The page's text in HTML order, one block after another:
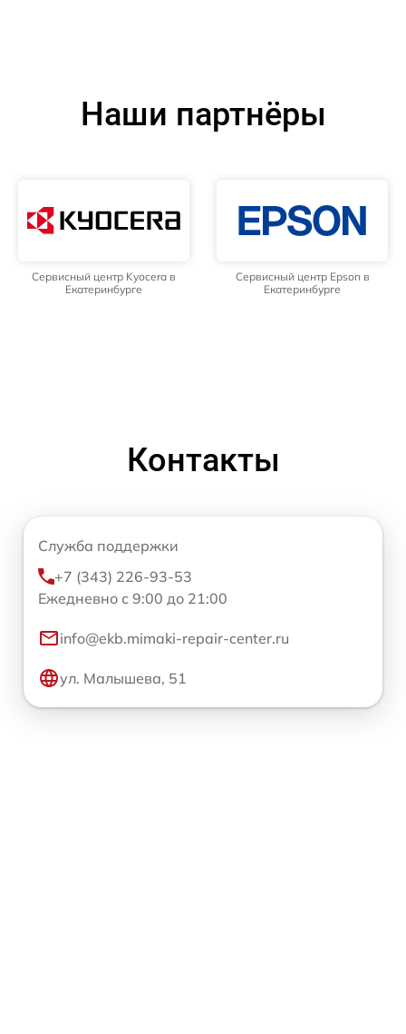
Наши партнёры
Сервисный центр Kyocera в
Екатеринбурге
Сервисный центр Epson в
Екатеринбурге
Контакты
Служба поддержки
+7 (343) 226-93-53
Ежедневно с 9:00 до 21:00
info@ekb.mimaki-repair-center.ru
ул. Малышева, 51